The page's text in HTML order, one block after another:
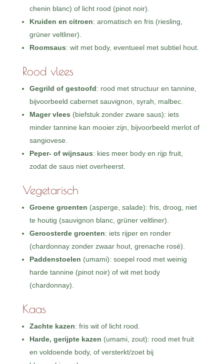
chenin blanc) of licht rood (pinot noir).
Kruiden en citroen: aromatisch en fris (riesling,
grüner veltliner).
Roomsaus: wit met body, eventueel met subtiel hout.
Rood vlees
Gegrild of gestoofd: rood met structuur en tannine,
bijvoorbeeld cabernet sauvignon, syrah, malbec.
Mager vlees (biefstuk zonder zware saus): iets
minder tannine kan mooier zijn, bijvoorbeeld merlot of
sangiovese.
Peper- of wijnsaus: kies meer body en rijp fruit,
zodat de saus niet overheerst.
Vegetarisch
Groene groenten (asperge, salade): fris, droog, niet
te houtig (sauvignon blanc, grüner veltliner).
Geroosterde groenten: iets rijper en ronder
(chardonnay zonder zwaar hout, grenache rosé).
Paddenstoelen (umami): soepel rood met weinig
harde tannine (pinot noir) of wit met body
(chardonnay).
Kaas
Zachte kazen: fris wit of licht rood.
Harde, gerijpte kazen (umami, zout): rood met fruit
en voldoende body, of versterkt/zoet bij